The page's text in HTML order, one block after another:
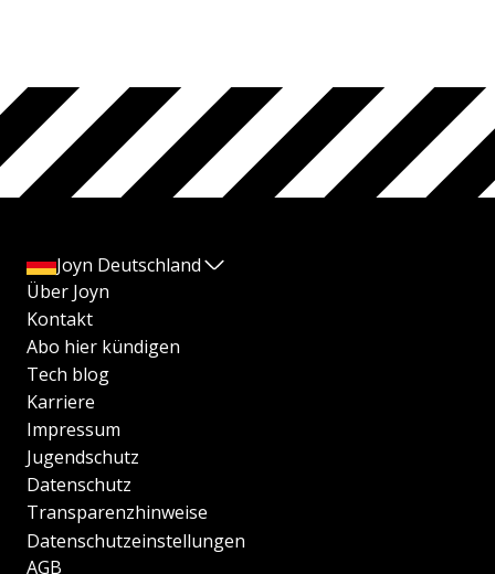
Joyn Deutschland
Über Joyn
Kontakt
Abo hier kündigen
Tech blog
Karriere
Impressum
Jugendschutz
Datenschutz
Transparenzhinweise
Datenschutzeinstellungen
AGB